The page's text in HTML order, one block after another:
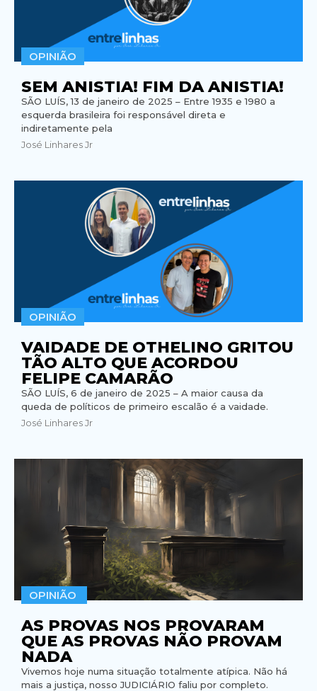
OPINIÃO
SEM ANISTIA! FIM DA ANISTIA!
SÃO LUÍS, 13 de janeiro de 2025 – Entre 1935 e 1980 a
esquerda brasileira foi responsável direta e
indiretamente pela
José Linhares Jr
OPINIÃO
VAIDADE DE OTHELINO GRITOU
TÃO ALTO QUE ACORDOU
FELIPE CAMARÃO
SÃO LUÍS, 6 de janeiro de 2025 – A maior causa da
queda de políticos de primeiro escalão é a vaidade.
José Linhares Jr
OPINIÃO
AS PROVAS NOS PROVARAM
QUE AS PROVAS NÃO PROVAM
NADA
Vivemos hoje numa situação totalmente atípica. Não há
mais a justiça, nosso JUDICIÁRIO faliu por completo.